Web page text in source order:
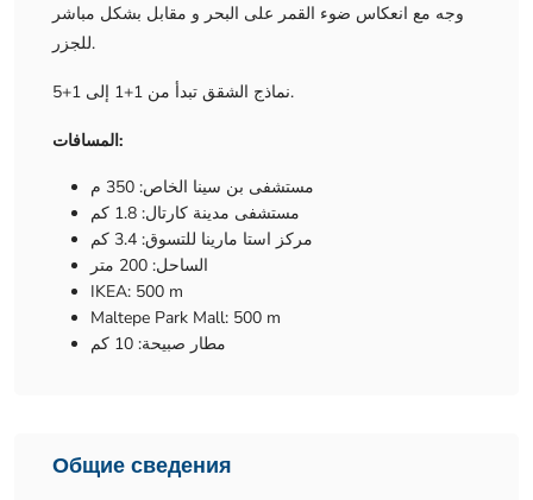
وجه مع انعكاس ضوء القمر على البحر و مقابل بشكل مباشر
للجزر.
نماذج الشقق تبدأ من 1+1 إلى 1+5.
المسافات:
مستشفى بن سينا الخاص: 350 م
مستشفى مدينة كارتال: 1.8 كم
مركز استا مارينا للتسوق: 3.4 كم
الساحل: 200 متر
IKEA: 500 m
Maltepe Park Mall: 500 m
مطار صبيحة: 10 كم
Общие сведения